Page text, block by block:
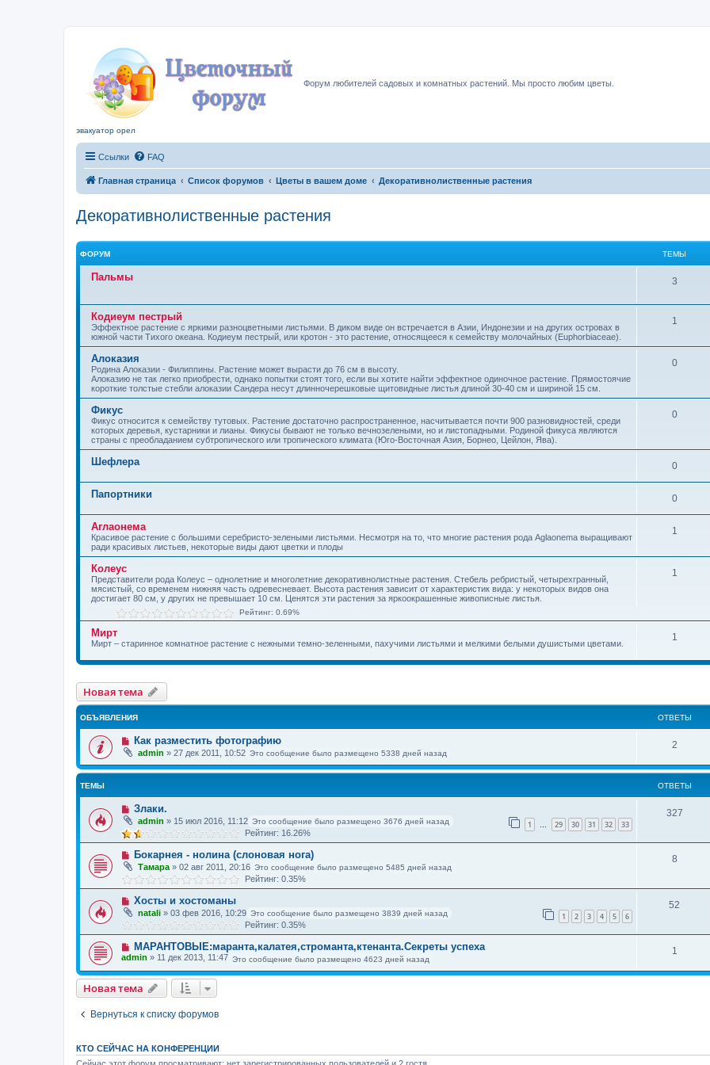
Форум любителей садовых и комнатных растений. Мы просто любим цветы.
эвакуатор орел
Ссылки FAQ
Главная страница Список форумов Цветы в вашем доме Декоративнолиственные растения
Декоративнолиственные растения
ФОРУМ ТЕМЫ
Пальмы 3
Кодиеум пестрый
Эффектное растение с яркими разноцветными лис­тьями. В диком виде он встречается в Азии, Индонезии и на других островах в
южной части Тихого океана. Кодиеум пестрый, или кротон - это рас­тение, относящееся к семейству моло­чайных (Euphorbiaceae).
1
Алоказия
Родина Алоказии - Филиппины. Растение может вырасти до 76 см в высоту.
Алоказию не так легко приобрести, однако попытки стоят того, если вы хотите найти эффектное одиночное растение. Прямо­стоячие
короткие толстые стебли алоказии Сандера несут длинночерешковые щитовидные листья длиной 30-40 см и шириной 15 см.
0
Фикус
Фикус относится к семейству тутовых. Растение достаточно распространенное, насчитывается почти 900 разновидностей, среди
которых деревья, кустарники и лианы. Фикусы бывают не только вечнозелеными, но и листопадными. Родиной фикуса являются
страны с преобладанием субтропического или тропического климата (Юго-Восточная Азия, Борнео, Цейлон, Ява).
0
Шефлера 0
Папортники 0
Аглаонема
Красивое растение с большими серебристо-зелеными листьями. Несмотря на то, что многие растения рода Aglaonema выращивают
ради красивых листьев, некоторые виды дают цветки и плоды
1
Колеус
Представители рода Колеус – однолетние и многолетние декоративнолистные растения. Стебель ребристый, четырехгранный,
мясистый, со временем нижняя часть одревесневает. Высота растения зависит от характеристик вида: у некоторых видов она
достигает 80 см, у других не превышает 10 см. Ценятся эти растения за яркоокрашенные живописные листья.
1
Рейтинг: 0.69%
Мирт
Мирт – старинное комнатное растение с нежными темно-зеленными, пахучими листьями и мелкими белыми душистыми цветами.
1
Новая тема
ОБЪЯВЛЕНИЯ ОТВЕТЫ
Как разместить фотографию
admin » 27 дек 2011, 10:52 Это сообщение было размещено 5338 дней назад
2
ТЕМЫ ОТВЕТЫ
Злаки.
admin » 15 июл 2016, 11:12 1 … 29 30 31 32 33
Это сообщение было размещено 3676 дней назад
Рейтинг: 16.26%
327
Бокарнея - нолина (слоновая нога)
Тамара » 02 авг 2011, 20:16 Это сообщение было размещено 5485 дней назад
Рейтинг: 0.35%
8
Хосты и хостоманы
natali » 03 фев 2016, 10:29 1 2 3 4 5 6
Это сообщение было размещено 3839 дней назад
Рейтинг: 0.35%
52
МАРАНТОВЫЕ:маранта,калатея,строманта,ктенанта.Секреты успеха
admin » 11 дек 2013, 11:47 Это сообщение было размещено 4623 дней назад
1
Новая тема
Вернуться к списку форумов
КТО СЕЙЧАС НА КОНФЕРЕНЦИИ